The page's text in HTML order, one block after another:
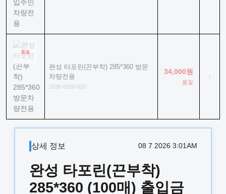
품절
완성 타포린(끈부착) 285*360 방문
차량전용
2030-0050-020
34,000원
품절
›
상세 정보 08 7 2026 3:01AM
완성 타포린(끈부착)
285*360 (100매) 출입금